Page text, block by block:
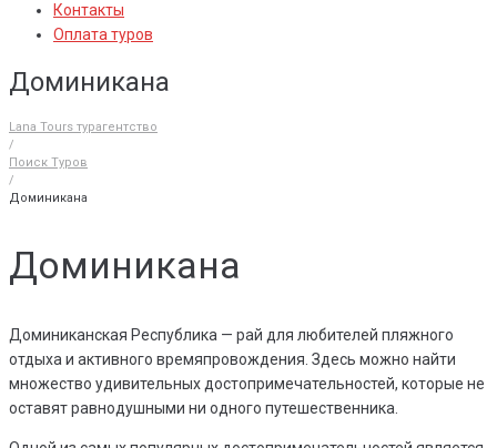
Контакты
Оплата туров
Доминикана
Lana Tours турагентство
/
Поиск Туров
/
Доминикана
Доминикана
Доминиканская Республика — рай для любителей пляжного
отдыха и активного времяпровождения. Здесь можно найти
множество удивительных достопримечательностей, которые не
оставят равнодушными ни одного путешественника.